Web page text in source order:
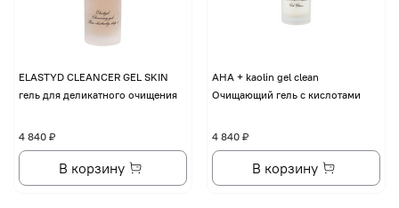
ELASTYD CLEANCER GEL SKIN
гель для деликатного очищения
4 840 ₽
В корзину
AHA + kaolin gel clean
Очищающий гель с кислотами
4 840 ₽
В корзину